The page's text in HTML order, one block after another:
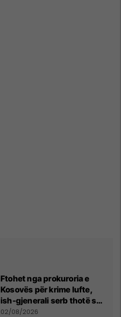
Ftohet nga prokuroria e
Kosovës për krime lufte,
ish-gjenerali serb thotë se
dikush e tradhtoi në
02/08/2026